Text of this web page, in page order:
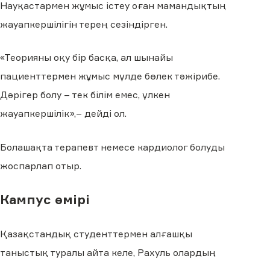
Науқастармен жұмыс істеу оған мамандықтың
жауапкершілігін терең сезіндірген.
«Теорияны оқу бір басқа, ал шынайы
пациенттермен жұмыс мүлде бөлек тәжірибе.
Дәрігер болу – тек білім емес, үлкен
жауапкершілік»,– дейді ол.
Болашақта терапевт немесе кардиолог болуды
жоспарлап отыр.
Кампус өмірі
Қазақстандық студенттермен алғашқы
таныстық туралы айта келе, Рахуль олардың